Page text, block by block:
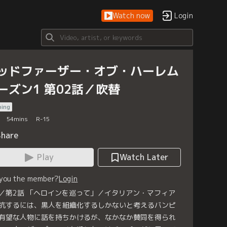
Watch now Login
ドファーザー・オブ・ハーレム
ズン1 第02話／吹替
54mins R-15
Play
Watch Later
the member?Login
第2話 「ヘロインを巡って」／イタリアン・マフィア
するには、黒人を組織化するしかないと考えるバンピ
望な人物に話を持ちかけるが、なかなか賛同を得られ